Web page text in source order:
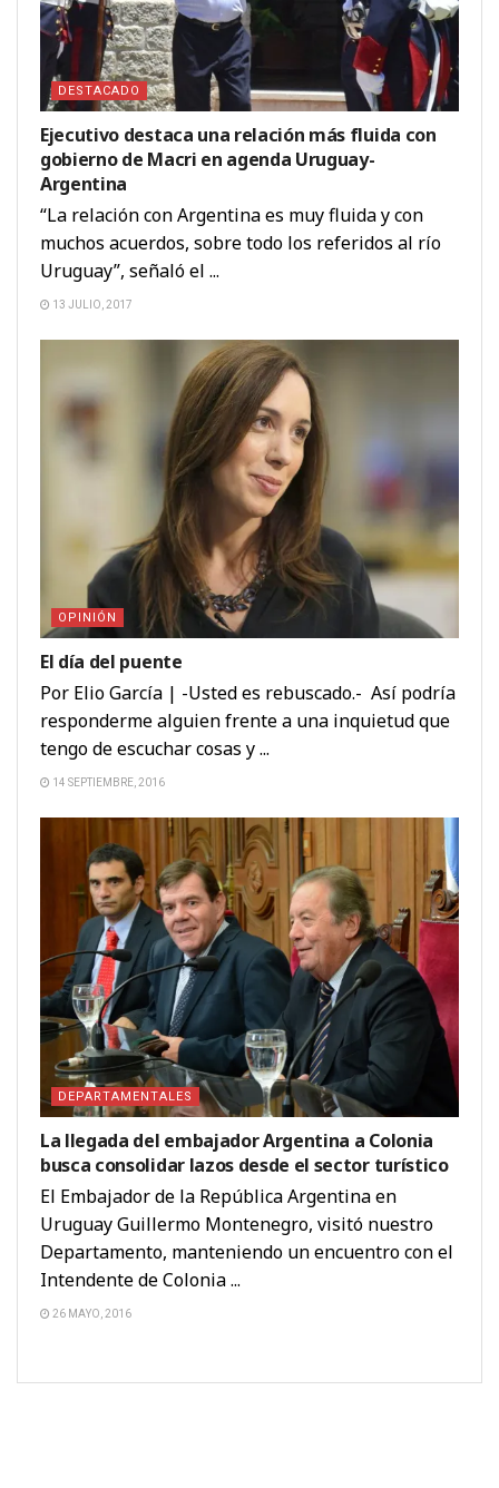
DESTACADO
Ejecutivo destaca una relación más fluida con
gobierno de Macri en agenda Uruguay-
Argentina
“La relación con Argentina es muy fluida y con
muchos acuerdos, sobre todo los referidos al río
Uruguay”, señaló el ...
13 JULIO, 2017
OPINIÓN
El día del puente
Por Elio García | -Usted es rebuscado.- Así podría
responderme alguien frente a una inquietud que
tengo de escuchar cosas y ...
14 SEPTIEMBRE, 2016
DEPARTAMENTALES
La llegada del embajador Argentina a Colonia
busca consolidar lazos desde el sector turístico
El Embajador de la República Argentina en
Uruguay Guillermo Montenegro, visitó nuestro
Departamento, manteniendo un encuentro con el
Intendente de Colonia ...
26 MAYO, 2016